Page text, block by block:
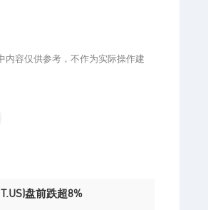
内容仅供参考，不作为实际操作建
盘前跌超8%